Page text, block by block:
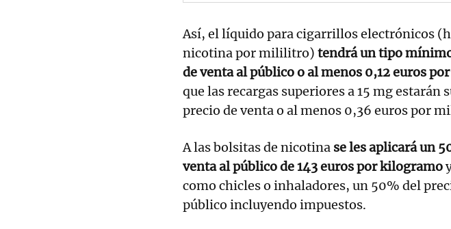
Así, el líquido para cigarrillos electrónicos
nicotina por mililitro) tendrá un tipo
de venta al público o al menos 0,12 euros
que las recargas superiores a 15 mg estarán
precio de venta o al menos 0,36 euros por
A las bolsitas de nicotina se les aplicará un
venta al público de 143 euros por kilogramo
como chicles o inhaladores, un 50% del
público incluyendo impuestos.